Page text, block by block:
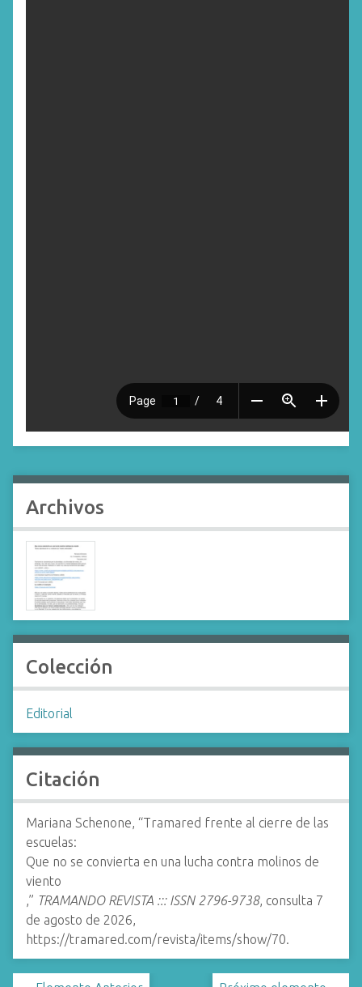
Archivos
Colección
Editorial
Citación
Mariana Schenone, “Tramared frente al cierre de las
escuelas:
Que no se convierta en una lucha contra molinos de
viento
,” TRAMANDO REVISTA ::: ISSN 2796-9738, consulta 7
de agosto de 2026,
https://tramared.com/revista/items/show/70.